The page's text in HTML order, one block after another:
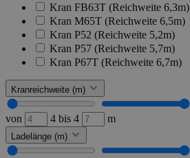
Kran FB63T (Reichweite 6,3m)
Kran M65T (Reichweite 6,5m)
Kran P52 (Reichweite 5,2m)
Kran P57 (Reichweite 5,7m)
Kran P67T (Reichweite 6,7m)
Kranreichweite (m)
von 4 bis 4 m
Ladelänge (m)